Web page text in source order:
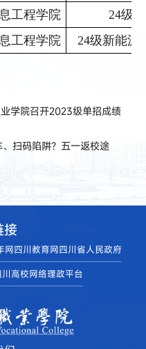
工程学院
24级
工程学院 24级新能源
学院召开2023级单招成绩
扫码陷阱？五一返校途
接
网四川教育网四川省人民政府
川高校网络理政平台